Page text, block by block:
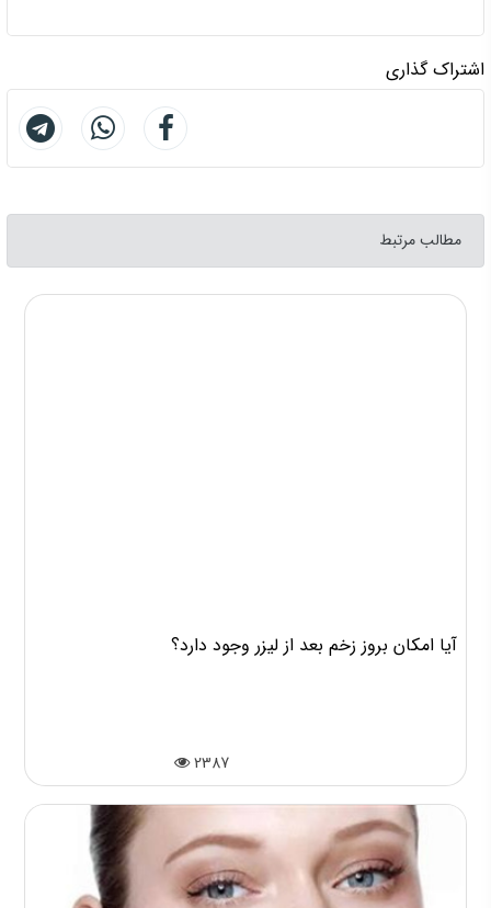
اشتراک گذاری
مطالب مرتبط
آیا امکان بروز زخم بعد از لیزر وجود دارد؟
2387